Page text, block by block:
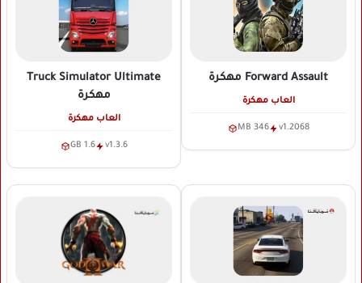
Forward Assault مهكرة
العاب مهكرة
v1.2068
346 MB
Truck Simulator Ultimate
مهكرة
العاب مهكرة
v1.3.6
1.6 GB